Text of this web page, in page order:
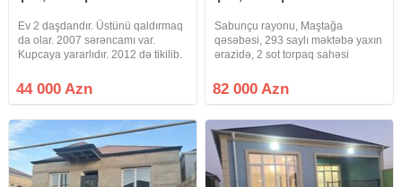
Ev 2 daşdandır. Üstünü qaldırmaq
da olar. 2007 sərəncamı var.
Kupcaya yararlıdır. 2012 də tikilib.
daimidir. Dayanacağa 10-15
dəqiqəlik məsafədədir. Real
44 000 Azn
Sabunçu rayonu, Maştağa
qəsəbəsi, 293 saylı məktəbə yaxın
ərazidə, 2 sot torpaq sahəsi
ümumi tikili sahəsi 88 kv/m olan
Həyət Evi Satılır. Ev qoşa daşla
82 000 Azn